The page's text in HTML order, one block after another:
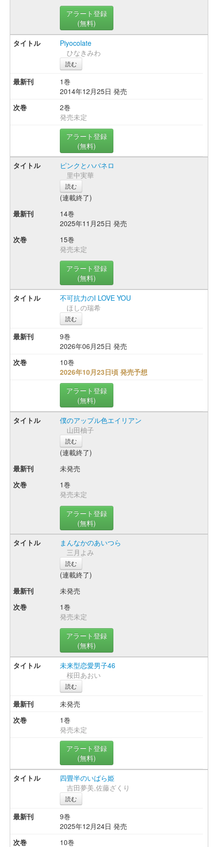
アラート登録
(無料)
Piyocolate
ひなきみわ
読む
1巻
2014年12月25日 発売
2巻
発売未定
アラート登録
(無料)
ピンクとハバネロ
里中実華
読む
(連載終了)
14巻
2025年11月25日 発売
15巻
発売未定
アラート登録
(無料)
不可抗力のI LOVE YOU
ほしの瑞希
読む
9巻
2026年06月25日 発売
10巻
2026年10月23日頃 発売予想
アラート登録
(無料)
僕のアップル色エイリアン
山田柚子
読む
(連載終了)
未発売
1巻
発売未定
アラート登録
(無料)
まんなかのあいつら
三月よみ
読む
(連載終了)
未発売
1巻
発売未定
アラート登録
(無料)
未来型恋愛男子46
桜田あおい
読む
未発売
1巻
発売未定
アラート登録
(無料)
四畳半のいばら姫
吉田夢美,佐藤ざくり
読む
9巻
2025年12月24日 発売
10巻